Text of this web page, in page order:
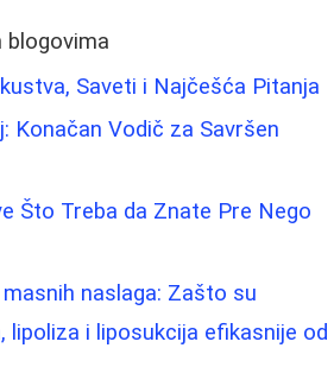
blogovima
Saveti i Najčešća Pitanja
Konačan Vodič za Savršen
Što Treba da Znate Pre Nego
naslaga: Zašto su
lipoliza i liposukcija efikasnije od